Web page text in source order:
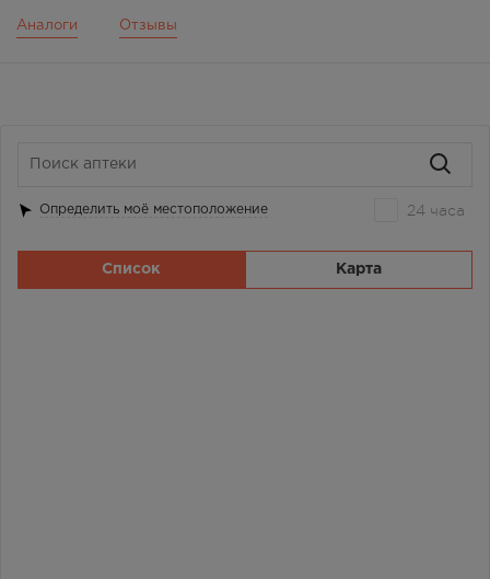
Аналоги Отзывы
Определить моё местоположение 24 часа
Список Карта